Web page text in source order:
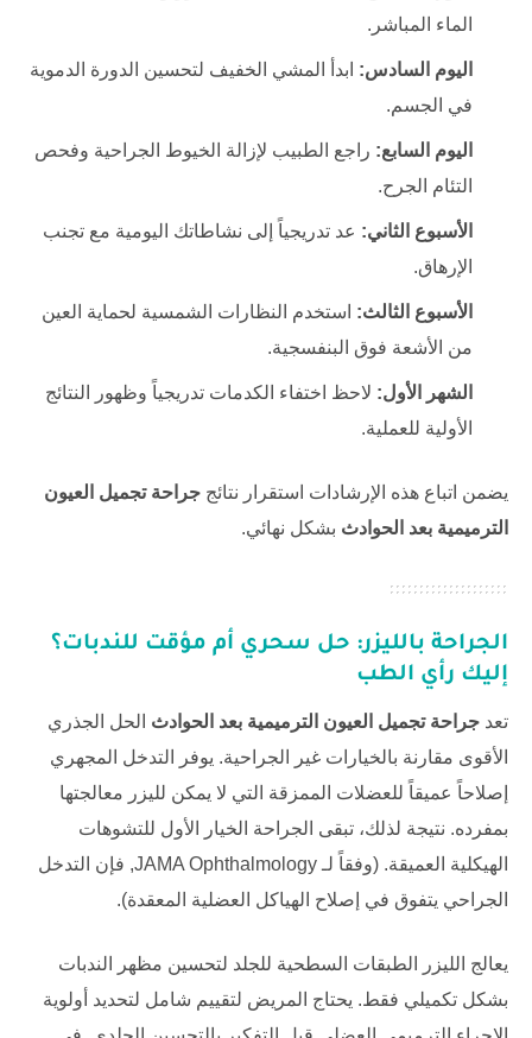
الماء المباشر.
اليوم السادس: ابدأ المشي الخفيف لتحسين الدورة الدموية
في الجسم.
اليوم السابع: راجع الطبيب لإزالة الخيوط الجراحية وفحص
التئام الجرح.
الأسبوع الثاني: عد تدريجياً إلى نشاطاتك اليومية مع تجنب
الإرهاق.
الأسبوع الثالث: استخدم النظارات الشمسية لحماية العين
من الأشعة فوق البنفسجية.
الشهر الأول: لاحظ اختفاء الكدمات تدريجياً وظهور النتائج
الأولية للعملية.
يضمن اتباع هذه الإرشادات استقرار نتائج جراحة تجميل العيون
الترميمية بعد الحوادث بشكل نهائي.
الجراحة بالليزر: حل سحري أم مؤقت للندبات؟
إليك رأي الطب
تعد جراحة تجميل العيون الترميمية بعد الحوادث الحل الجذري
الأقوى مقارنة بالخيارات غير الجراحية. يوفر التدخل المجهري
إصلاحاً عميقاً للعضلات الممزقة التي لا يمكن لليزر معالجتها
بمفرده. نتيجة لذلك، تبقى الجراحة الخيار الأول للتشوهات
الهيكلية العميقة. (وفقاً لـ JAMA Ophthalmology, فإن التدخل
الجراحي يتفوق في إصلاح الهياكل العضلية المعقدة).
يعالج الليزر الطبقات السطحية للجلد لتحسين مظهر الندبات
بشكل تكميلي فقط. يحتاج المريض لتقييم شامل لتحديد أولوية